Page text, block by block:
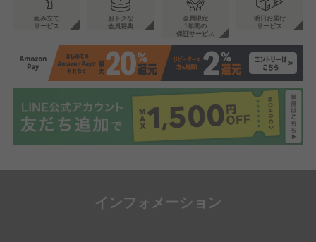
組み立て
サービス
おトクな
会員特典
会員限定
1年間の
保証サービス
明日お届け
サービス
インフォメーション